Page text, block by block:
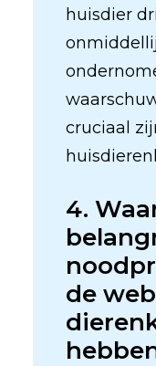
huisdier
cruciaal
4.
de